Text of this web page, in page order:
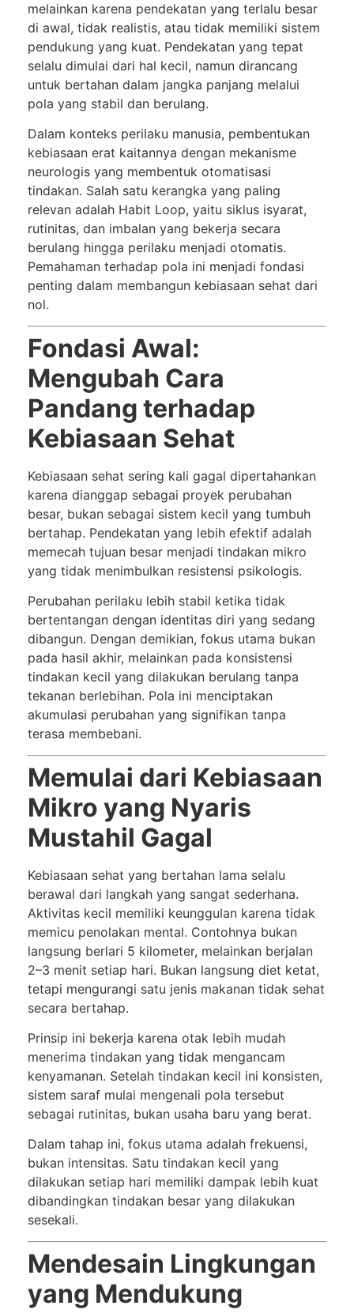
melainkan karena pendekatan yang terlalu besar
di awal, tidak realistis, atau tidak memiliki sistem
pendukung yang kuat. Pendekatan yang tepat
selalu dimulai dari hal kecil, namun dirancang
untuk bertahan dalam jangka panjang melalui
pola yang stabil dan berulang.
Dalam konteks perilaku manusia, pembentukan
kebiasaan erat kaitannya dengan mekanisme
neurologis yang membentuk otomatisasi
tindakan. Salah satu kerangka yang paling
relevan adalah Habit Loop, yaitu siklus isyarat,
rutinitas, dan imbalan yang bekerja secara
berulang hingga perilaku menjadi otomatis.
Pemahaman terhadap pola ini menjadi fondasi
penting dalam membangun kebiasaan sehat dari
nol.
Fondasi Awal:
Mengubah Cara
Pandang terhadap
Kebiasaan Sehat
Kebiasaan sehat sering kali gagal dipertahankan
karena dianggap sebagai proyek perubahan
besar, bukan sebagai sistem kecil yang tumbuh
bertahap. Pendekatan yang lebih efektif adalah
memecah tujuan besar menjadi tindakan mikro
yang tidak menimbulkan resistensi psikologis.
Perubahan perilaku lebih stabil ketika tidak
bertentangan dengan identitas diri yang sedang
dibangun. Dengan demikian, fokus utama bukan
pada hasil akhir, melainkan pada konsistensi
tindakan kecil yang dilakukan berulang tanpa
tekanan berlebihan. Pola ini menciptakan
akumulasi perubahan yang signifikan tanpa
terasa membebani.
Memulai dari Kebiasaan
Mikro yang Nyaris
Mustahil Gagal
Kebiasaan sehat yang bertahan lama selalu
berawal dari langkah yang sangat sederhana.
Aktivitas kecil memiliki keunggulan karena tidak
memicu penolakan mental. Contohnya bukan
langsung berlari 5 kilometer, melainkan berjalan
2–3 menit setiap hari. Bukan langsung diet ketat,
tetapi mengurangi satu jenis makanan tidak sehat
secara bertahap.
Prinsip ini bekerja karena otak lebih mudah
menerima tindakan yang tidak mengancam
kenyamanan. Setelah tindakan kecil ini konsisten,
sistem saraf mulai mengenali pola tersebut
sebagai rutinitas, bukan usaha baru yang berat.
Dalam tahap ini, fokus utama adalah frekuensi,
bukan intensitas. Satu tindakan kecil yang
dilakukan setiap hari memiliki dampak lebih kuat
dibandingkan tindakan besar yang dilakukan
sesekali.
Mendesain Lingkungan
yang Mendukung